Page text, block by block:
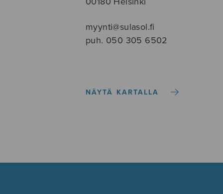
myynti@sulasol.fi
puh. 050 305 6502
NÄYTÄ KARTALLA